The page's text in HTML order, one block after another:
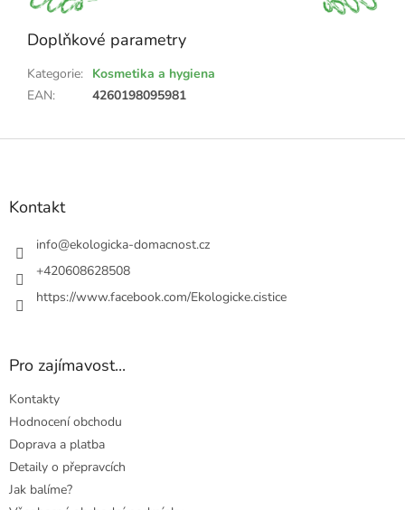
Doplňkové parametry
Kategorie: Kosmetika a hygiena
EAN: 4260198095981
Z
Kontakt
info@ekologicka-domacnost.cz
+420608628508
https://www.facebook.com/Ekologicke.cistice
Pro zajímavost...
Kontakty
Hodnocení obchodu
Doprava a platba
Detaily o přepravcích
Jak balíme?